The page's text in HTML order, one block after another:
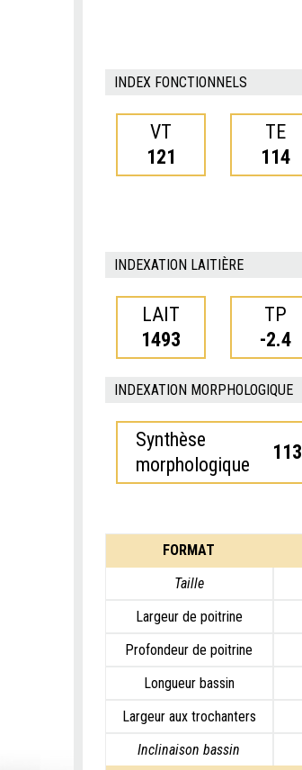
INDEX FONCTIONNELS
VT
121
TE
114
INDEXATION LAITIÈRE
LAIT
1493
TP
-2.4
INDEXATION MORPHOLOGIQUE
Synthèse
morphologique
113
FORMAT
Taille
Largeur de poitrine
Profondeur de poitrine
Longueur bassin
Largeur aux trochanters
Inclinaison bassin